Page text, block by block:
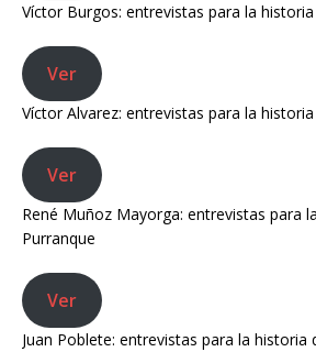
Víctor Burgos: entrevistas para la
Ver
Víctor Alvarez: entrevistas para la
Ver
René Muñoz Mayorga: entrevistas para
Purranque
Ver
Juan Poblete: entrevistas para la historia